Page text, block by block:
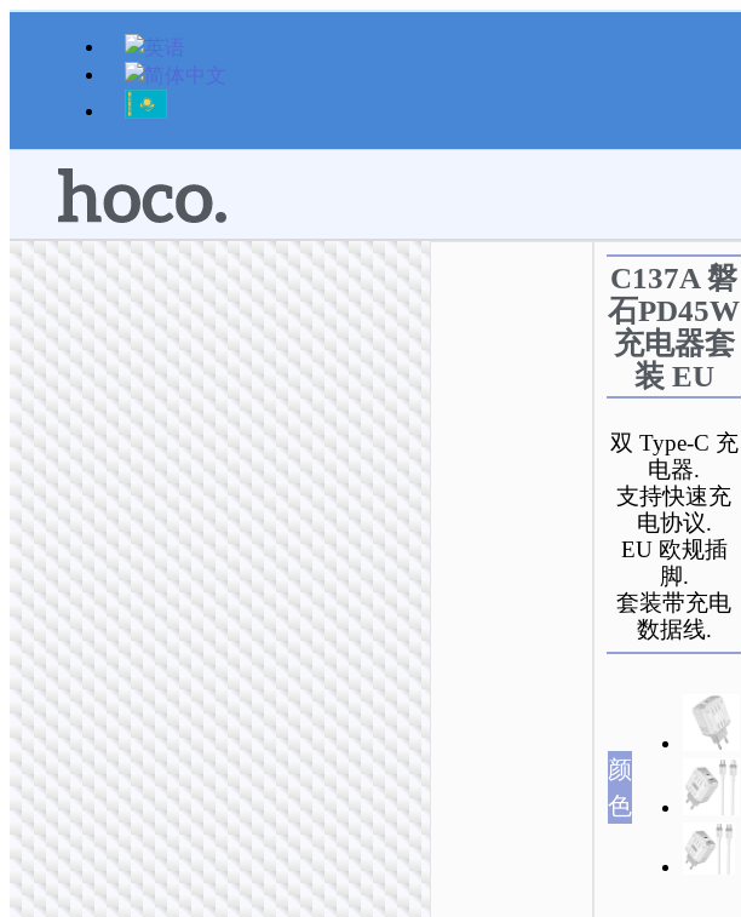
跳
C137A 磐
石PD45W
充电器套
装 EU
双 Type-C 充
电器.
支持快速充
电协议.
EU 欧规插
脚.
套装带充电
数据线.
颜
色